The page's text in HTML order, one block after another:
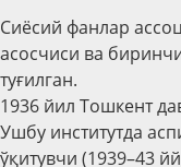
Сиёсий фанлар
асосчиси ва
туғилган.
1936 йил Тошкент
Ушбу институтда
ўқитувчи (1939–43